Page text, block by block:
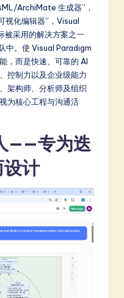
ArchiMate 生成器”，
视化编辑器”，Visual
被采用的解决方案之一
中。使 Visual Paradigm
，而是快速、可靠的 AI
控制力以及企业级能力
架构师、分析师及组织
为核心工程与沟通活
——专为迭
计